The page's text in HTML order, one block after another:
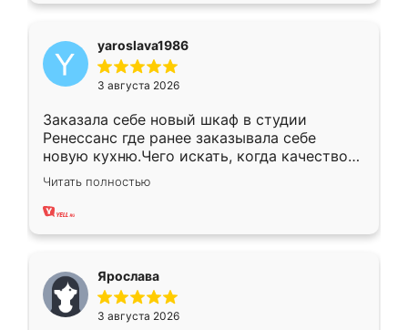
yaroslava1986
3 августа 2026
Заказала себе новый шкаф в студии
Ренессанс где ранее заказывала себе
новую кухню.Чего искать, когда качеством
вполне довольна. Служит кухня уже почти
два года, нареканий нет.
Читать полностью
Ярослава
3 августа 2026